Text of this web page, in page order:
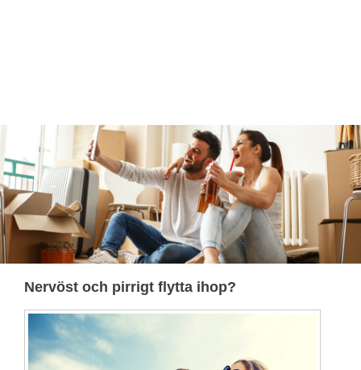
Nervöst och pirrigt flytta ihop?